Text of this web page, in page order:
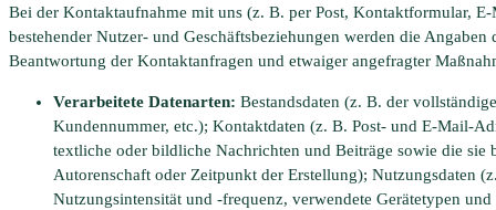
Bei der Kontaktaufnahme mit uns (z. B. per Post, Kontaktformular,
bestehender Nutzer- und Geschäftsbeziehungen werden die
Beantwortung der Kontaktanfragen und etwaiger angefragter
Verarbeitete Datenarten: Bestandsdaten (z. B. der
Kundennummer, etc.); Kontaktdaten (z. B. Post- und E-Mail-
textliche oder bildliche Nachrichten und Beiträge sowie die
Autorenschaft oder Zeitpunkt der Erstellung); Nutzungsdaten
Nutzungsintensität und -frequenz, verwendete Gerätetypen